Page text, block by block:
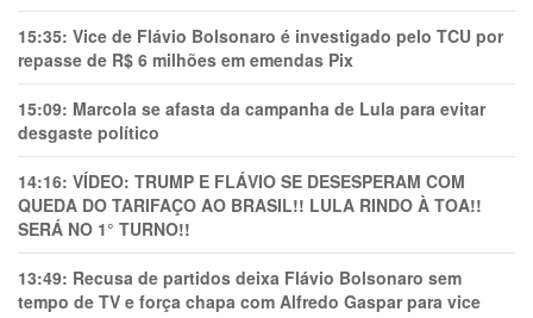
15:35: Vice de Flávio Bolsonaro é investigado pelo TCU por
repasse de R$ 6 milhões em emendas Pix
15:09: Marcola se afasta da campanha de Lula para evitar
desgaste político
14:16: VÍDEO: TRUMP E FLÁVIO SE DESESPERAM COM
QUEDA DO TARIFAÇO AO BRASIL!! LULA RINDO À TOA!!
SERÁ NO 1° TURNO!!
13:49: Recusa de partidos deixa Flávio Bolsonaro sem
tempo de TV e força chapa com Alfredo Gaspar para vice